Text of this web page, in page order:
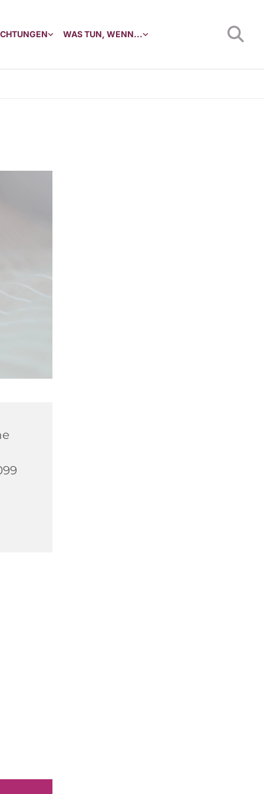
WAS TUN, WENN...